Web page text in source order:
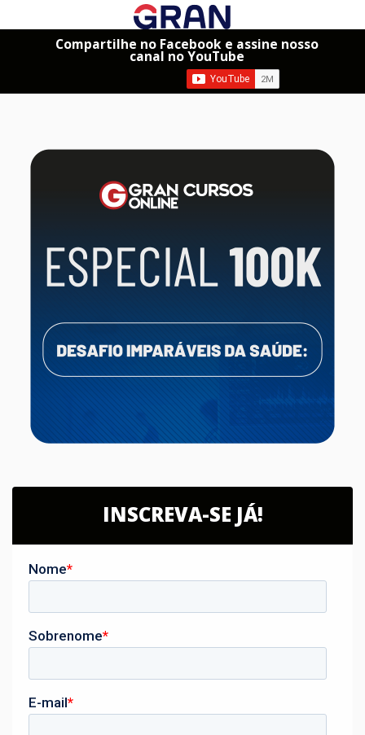
Compartilhe no Facebook e assine nosso
canal no YouTube
INSCREVA-SE JÁ!